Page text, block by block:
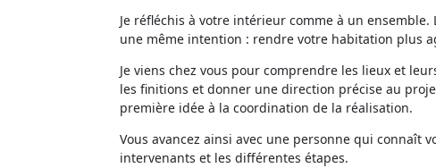
Je réfléchis à votre intérieur comme à un
une même intention : rendre votre habitation plus
Je viens chez vous pour comprendre les lieux et
les finitions et donner une direction précise au
première idée à la coordination de la réalisation.
Vous avancez ainsi avec une personne qui connaît
intervenants et les différentes étapes.